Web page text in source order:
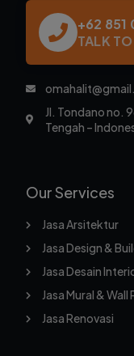
Our Services
Jasa Arsitektur
Jasa Design &
Jasa Desain
Jasa Mural & Wall
Jasa Renovasi
+62 851
TALK
Jl. Tondano no.
Tengah –